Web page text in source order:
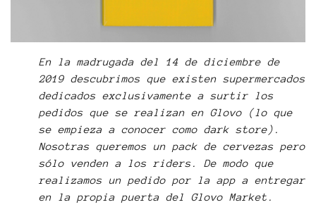
En la madrugada del 14 de diciembre de
2019 descubrimos que existen supermercados
dedicados exclusivamente a surtir los
pedidos que se realizan en Glovo (lo que
se empieza a conocer como dark store).
Nosotras queremos un pack de cervezas pero
sólo venden a los riders. De modo que
realizamos un pedido por la app a entregar
en la propia puerta del Glovo Market.